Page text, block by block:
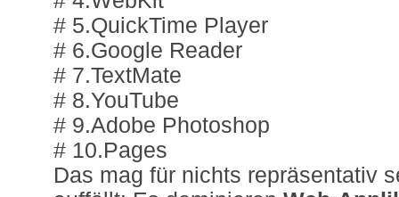
# 5.QuickTime Player
# 6.Google Reader
# 7.TextMate
# 8.YouTube
# 9.Adobe Photoshop
# 10.Pages
Das mag für nichts repräsentativ